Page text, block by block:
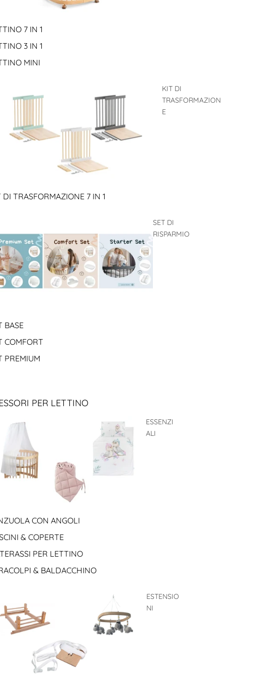
7 IN 1
3 IN 1
MINI
KIT DI
TRASFORMAZION
E
DI TRASFORMAZIONE 7 IN 1
SET DI
RISPARMIO
BASE
COMFORT
PREMIUM
PER LETTINO
ESSENZI
ALI
CON ANGOLI
& COPERTE
PER LETTINO
& BALDACCHINO
ESTENSIO
NI